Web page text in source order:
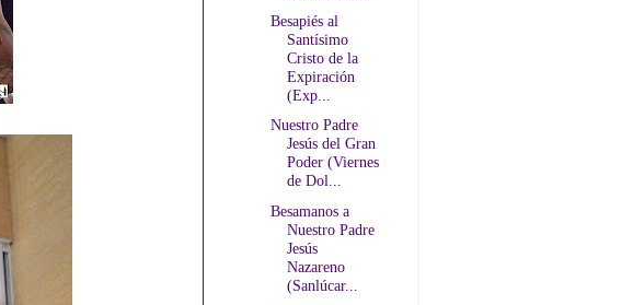
Besapiés al
Santísimo
Cristo de la
Expiración
(Exp...
Nuestro Padre
Jesús del Gran
Poder (Viernes
de Dol...
Besamanos a
Nuestro Padre
Jesús
Nazareno
(Sanlúcar...